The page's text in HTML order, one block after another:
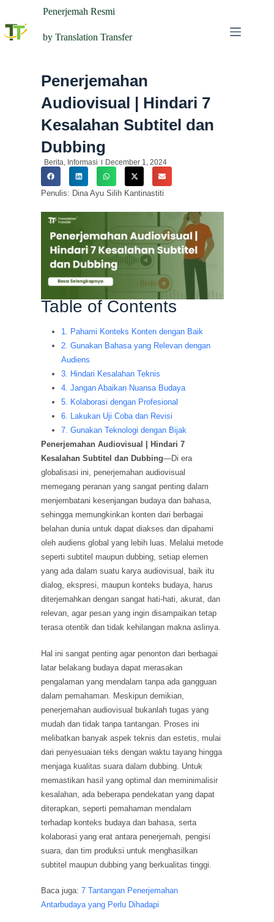
Penerjemah Resmi
by Translation Transfer
Penerjemahan
Audiovisual | Hindari 7
Kesalahan Subtitel dan
Dubbing
Berita, Informasi December 1, 2024
Penulis: Dina Ayu Silih Kantinastiti
Table of Contents
1. Pahami Konteks Konten dengan Baik
2. Gunakan Bahasa yang Relevan dengan
Audiens
3. Hindari Kesalahan Teknis
4. Jangan Abaikan Nuansa Budaya
5. Kolaborasi dengan Profesional
6. Lakukan Uji Coba dan Revisi
7. Gunakan Teknologi dengan Bijak
Penerjemahan Audiovisual | Hindari 7
Kesalahan Subtitel dan Dubbing—Di era
globalisasi ini, penerjemahan audiovisual
memegang peranan yang sangat penting dalam
menjembatani kesenjangan budaya dan bahasa,
sehingga memungkinkan konten dari berbagai
belahan dunia untuk dapat diakses dan dipahami
oleh audiens global yang lebih luas. Melalui metode
seperti subtitel maupun dubbing, setiap elemen
yang ada dalam suatu karya audiovisual, baik itu
dialog, ekspresi, maupun konteks budaya, harus
diterjemahkan dengan sangat hati-hati, akurat, dan
relevan, agar pesan yang ingin disampaikan tetap
terasa otentik dan tidak kehilangan makna aslinya.
Hal ini sangat penting agar penonton dari berbagai
latar belakang budaya dapat merasakan
pengalaman yang mendalam tanpa ada gangguan
dalam pemahaman. Meskipun demikian,
penerjemahan audiovisual bukanlah tugas yang
mudah dan tidak tanpa tantangan. Proses ini
melibatkan banyak aspek teknis dan estetis, mulai
dari penyesuaian teks dengan waktu tayang hingga
menjaga kualitas suara dalam dubbing. Untuk
memastikan hasil yang optimal dan meminimalisir
kesalahan, ada beberapa pendekatan yang dapat
diterapkan, seperti pemahaman mendalam
terhadap konteks budaya dan bahasa, serta
kolaborasi yang erat antara penerjemah, pengisi
suara, dan tim produksi untuk menghasilkan
subtitel maupun dubbing yang berkualitas tinggi.
Baca juga:7 Tantangan Penerjemahan
Antarbudaya yang Perlu Dihadapi